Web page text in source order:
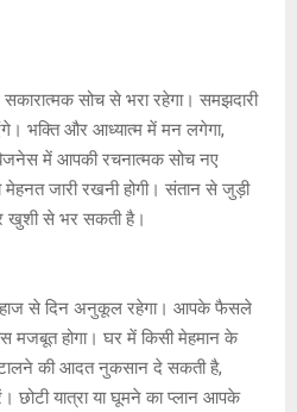
सोच से भरा रहेगा। समझदारी
भक्ति और आध्यात्म में मन लगेगा,
में आपकी रचनात्मक सोच नए
मेहनत जारी रखनी होगी। संतान से जुड़ी
खुशी से भर सकती है।
से दिन अनुकूल रहेगा। आपके फैसले
मजबूत होगा। घर में किसी मेहमान के
की आदत नुकसान दे सकती है,
छोटी यात्रा या घूमने का प्लान आपके